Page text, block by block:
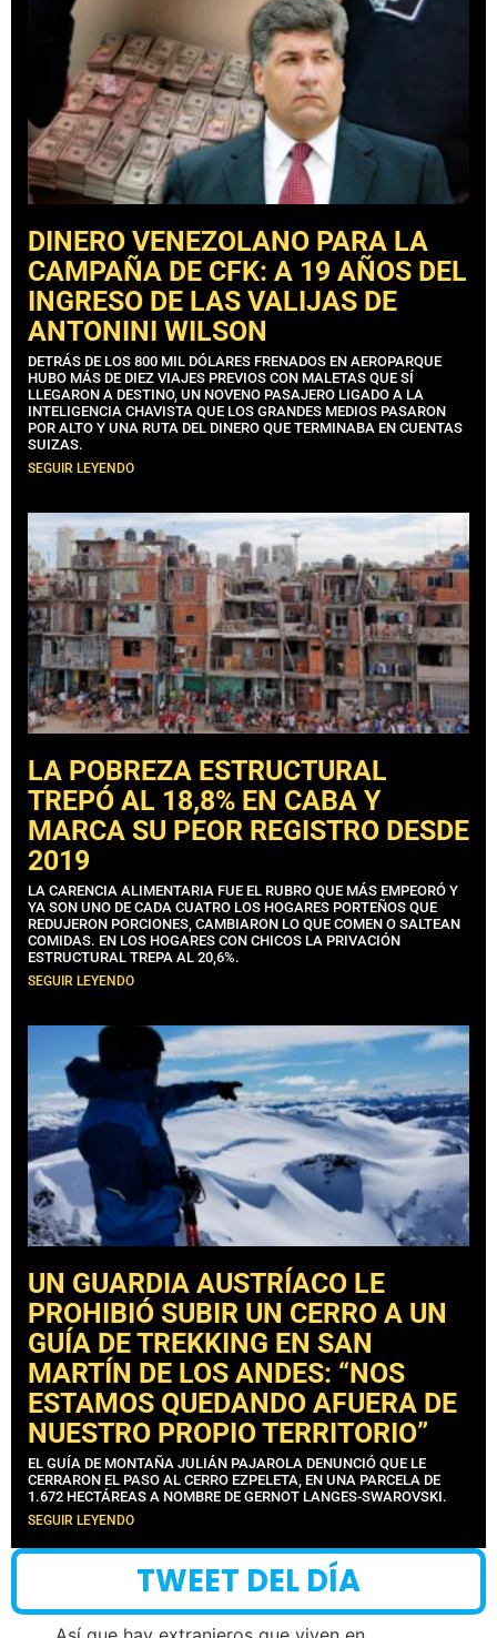
DINERO VENEZOLANO PARA LA
CAMPAÑA DE CFK: A 19 AÑOS DEL
INGRESO DE LAS VALIJAS DE
ANTONINI WILSON
DETRÁS DE LOS 800 MIL DÓLARES FRENADOS EN AEROPARQUE
HUBO MÁS DE DIEZ VIAJES PREVIOS CON MALETAS QUE SÍ
LLEGARON A DESTINO, UN NOVENO PASAJERO LIGADO A LA
INTELIGENCIA CHAVISTA QUE LOS GRANDES MEDIOS PASARON
POR ALTO Y UNA RUTA DEL DINERO QUE TERMINABA EN CUENTAS
SUIZAS.
SEGUIR LEYENDO
LA POBREZA ESTRUCTURAL
TREPÓ AL 18,8% EN CABA Y
MARCA SU PEOR REGISTRO DESDE
2019
LA CARENCIA ALIMENTARIA FUE EL RUBRO QUE MÁS EMPEORÓ Y
YA SON UNO DE CADA CUATRO LOS HOGARES PORTEÑOS QUE
REDUJERON PORCIONES, CAMBIARON LO QUE COMEN O SALTEAN
COMIDAS. EN LOS HOGARES CON CHICOS LA PRIVACIÓN
ESTRUCTURAL TREPA AL 20,6%.
SEGUIR LEYENDO
UN GUARDIA AUSTRÍACO LE
PROHIBIÓ SUBIR UN CERRO A UN
GUÍA DE TREKKING EN SAN
MARTÍN DE LOS ANDES: “NOS
ESTAMOS QUEDANDO AFUERA DE
NUESTRO PROPIO TERRITORIO”
EL GUÍA DE MONTAÑA JULIÁN PAJAROLA DENUNCIÓ QUE LE
CERRARON EL PASO AL CERRO EZPELETA, EN UNA PARCELA DE
1.672 HECTÁREAS A NOMBRE DE GERNOT LANGES-SWAROVSKI.
SEGUIR LEYENDO
TWEET DEL DÍA